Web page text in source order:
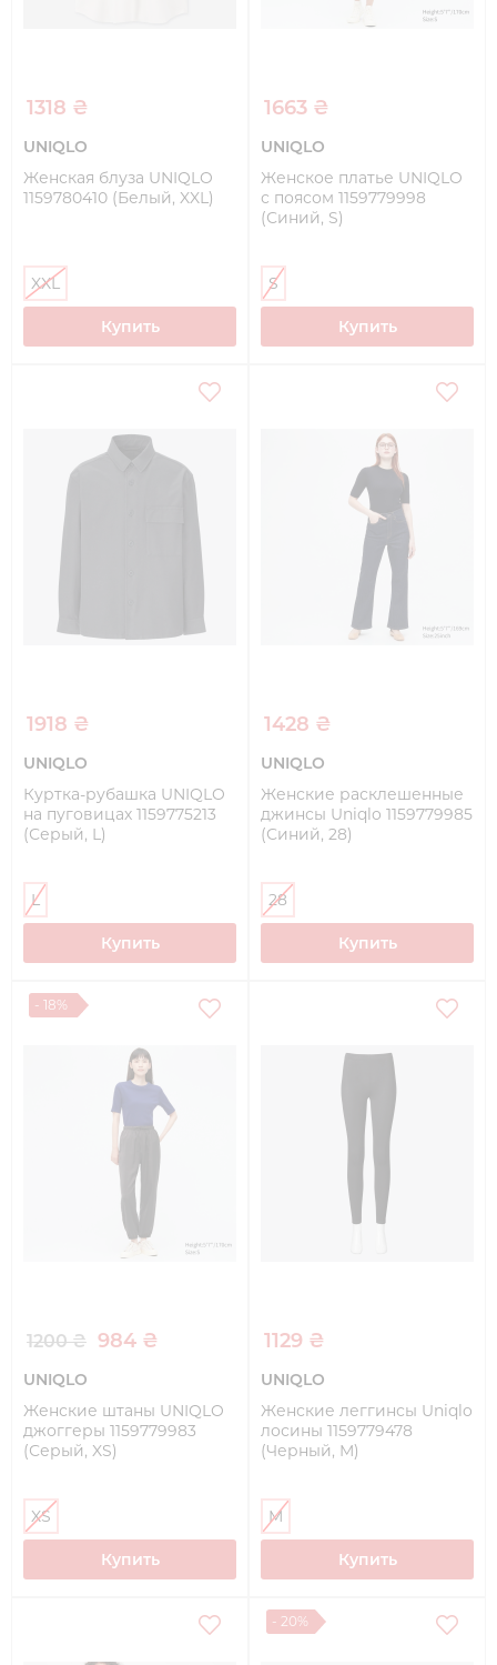
1318 ₴
UNIQLO
Женская блуза UNIQLO
1159780410 (Белый, XXL)
XXL
Купить
1663 ₴
UNIQLO
Женское платье UNIQLO
с поясом 1159779998
(Синий, S)
S
Купить
1918 ₴
UNIQLO
Куртка-рубашка UNIQLO
на пуговицах 1159775213
(Серый, L)
L
Купить
1428 ₴
UNIQLO
Женские расклешенные
джинсы Uniqlo 1159779985
(Синий, 28)
28
Купить
- 18%
1200 ₴ 984 ₴
UNIQLO
Женские штаны UNIQLO
джоггеры 1159779983
(Серый, XS)
XS
Купить
1129 ₴
UNIQLO
Женские леггинсы Uniqlo
лосины 1159779478
(Черный, M)
M
Купить
- 20%